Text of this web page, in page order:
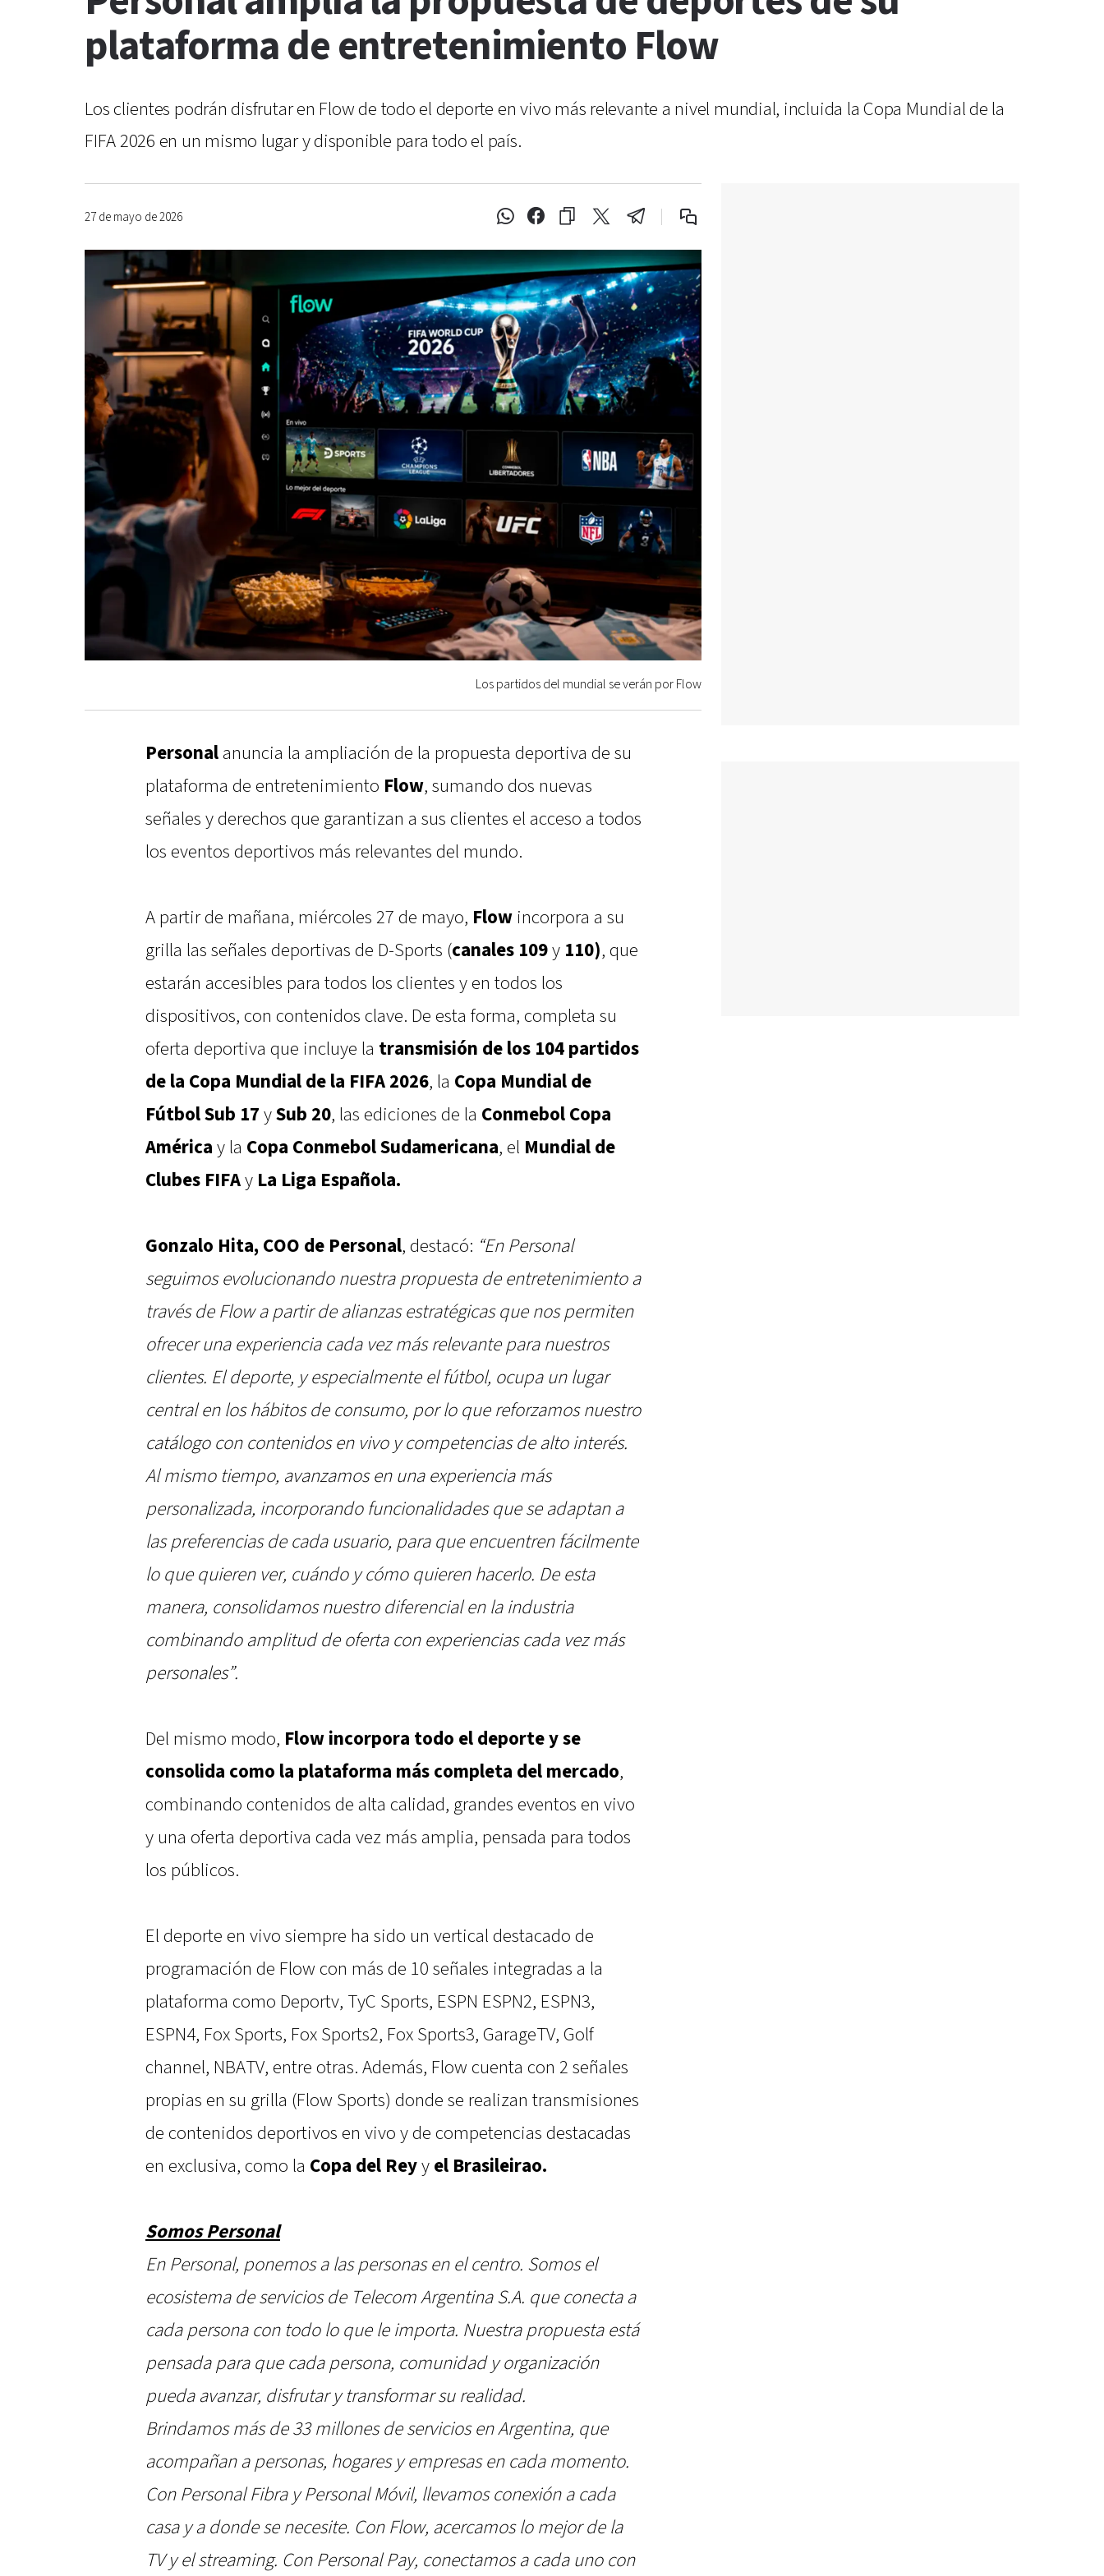
plataforma de entretenimiento Flow
Los clientes podrán disfrutar en Flow de todo el deporte en vivo más relevante a nivel mundial, incluida la Copa Mundial de la
FIFA 2026 en un mismo lugar y disponible para todo el país.
27 de mayo de 2026
Los partidos del mundial se verán por Flow
Personal anuncia la ampliación de la propuesta deportiva de su
plataforma de entretenimiento Flow, sumando dos nuevas
señales y derechos que garantizan a sus clientes el acceso a todos
los eventos deportivos más relevantes del mundo.
A partir de mañana, miércoles 27 de mayo, Flow incorpora a su
grilla las señales deportivas de D-Sports (canales 109y 110), que
estarán accesibles para todos los clientes y en todos los
dispositivos, con contenidos clave. De esta forma, completa su
oferta deportiva que incluye la transmisión de los 104 partidos
de la Copa Mundial de la FIFA 2026, la Copa Mundial de
Fútbol Sub 17 ySub 20, las ediciones de la Conmebol Copa
América y la Copa Conmebol Sudamericana, el Mundial de
Clubes FIFAy La Liga Española.
Gonzalo Hita, COO de Personal, destacó: “En Personal
seguimos evolucionando nuestra propuesta de entretenimiento a
través de Flow a partir de alianzas estratégicas que nos permiten
ofrecer una experiencia cada vez más relevante para nuestros
clientes. El deporte, y especialmente el fútbol, ocupa un lugar
central en los hábitos de consumo, por lo que reforzamos nuestro
catálogo con contenidos en vivo y competencias de alto interés.
Al mismo tiempo, avanzamos en una experiencia más
personalizada, incorporando funcionalidades que se adaptan a
las preferencias de cada usuario, para que encuentren fácilmente
lo que quieren ver, cuándo y cómo quieren hacerlo. De esta
manera, consolidamos nuestro diferencial en la industria
combinando amplitud de oferta con experiencias cada vez más
personales”.
Del mismo modo, Flow incorpora todo el deporte y se
consolida como la plataforma más completa del mercado,
combinando contenidos de alta calidad, grandes eventos en vivo
y una oferta deportiva cada vez más amplia, pensada para todos
los públicos.
El deporte en vivo siempre ha sido un vertical destacado de
programación de Flow con más de 10 señales integradas a la
plataforma como Deportv, TyC Sports, ESPN ESPN2, ESPN3,
ESPN4, Fox Sports, Fox Sports2, Fox Sports3, GarageTV, Golf
channel, NBATV, entre otras. Además, Flow cuenta con 2 señales
propias en su grilla (Flow Sports) donde se realizan transmisiones
de contenidos deportivos en vivo y de competencias destacadas
en exclusiva, como la Copa del Reyy el Brasileirao.
Somos Personal
En Personal, ponemos a las personas en el centro. Somos el
ecosistema de servicios de Telecom Argentina S.A. que conecta a
cada persona con todo lo que le importa. Nuestra propuesta está
pensada para que cada persona, comunidad y organización
pueda avanzar, disfrutar y transformar su realidad.
Brindamos más de 33 millones de servicios en Argentina, que
acompañan a personas, hogares y empresas en cada momento.
Con Personal Fibra y Personal Móvil, llevamos conexión a cada
casa y a donde se necesite. Con Flow, acercamos lo mejor de la
TV y el streaming. Con Personal Pay, conectamos a cada uno con